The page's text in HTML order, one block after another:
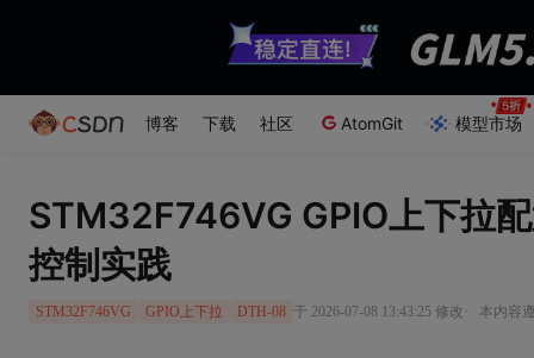
博客 下载 社区 AtomGit 模型市场
STM32F746VG GPIO上下拉
控制实践
STM32F746VG GPIO上下拉 DTH-08 于 2026-07-08 13:43:25 修改 · 本内容